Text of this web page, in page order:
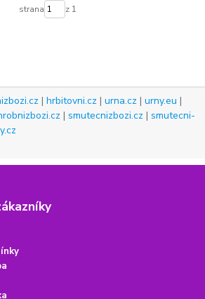
strana z 1
|hrbitovni.cz |urna.cz |urny.eu |
|smutecnizbozi.cz |smutecni-